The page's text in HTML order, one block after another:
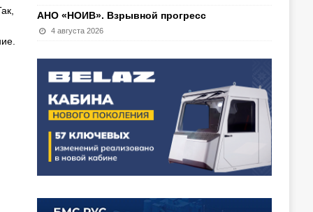
АНО «НОИВ». Взрывной прогресс
4 августа 2026